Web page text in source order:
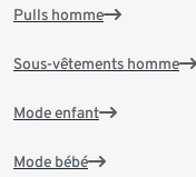
Pulls homme
Sous-vêtements homme
Mode enfant
Mode bébé